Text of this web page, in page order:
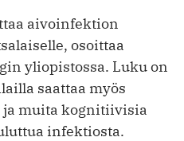
aivoinfektion
osoittaa
yliopistossa. Luku on
saattaa myös
muita kognitiivisia
infektiosta.